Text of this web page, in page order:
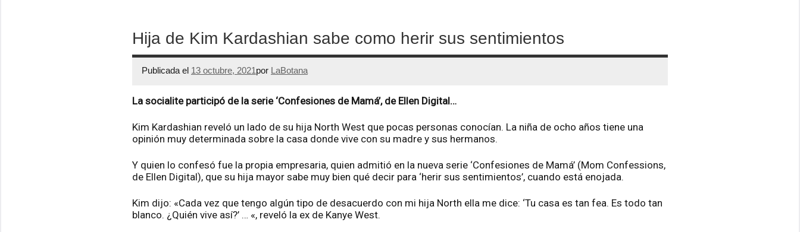
Hija de Kim Kardashian sabe como herir sus sentimientos
Publicada el 13 octubre, 2021por LaBotana
La socialite participó de la serie ‘Confesiones de Mamá’, de Ellen Digital…
Kim Kardashian reveló un lado de su hija North West que pocas personas conocían. La niña de ocho años tiene una
opinión muy determinada sobre la casa donde vive con su madre y sus hermanos.
Y quien lo confesó fue la propia empresaria, quien admitió en la nueva serie ‘Confesiones de Mamá’ (Mom Confessions,
de Ellen Digital), que su hija mayor sabe muy bien qué decir para ‘herir sus sentimientos’, cuando está enojada.
Kim dijo: «Cada vez que tengo algún tipo de desacuerdo con mi hija North ella me dice: ‘Tu casa es tan fea. Es todo tan
blanco. ¿Quién vive así?’ … «, reveló la ex de Kanye West.